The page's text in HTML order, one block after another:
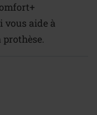
vous aide à